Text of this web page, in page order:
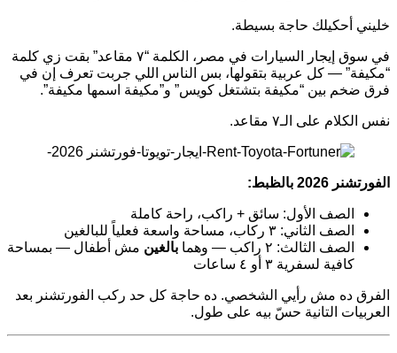
خليني أحكيلك حاجة بسيطة.
في سوق إيجار السيارات في مصر، الكلمة “٧ مقاعد” بقت زي كلمة
“مكيفة” — كل عربية بتقولها، بس الناس اللي جربت تعرف إن في
فرق ضخم بين “مكيفة بتشتغل كويس” و”مكيفة اسمها مكيفة”.
نفس الكلام على الـ٧ مقاعد.
الفورتشنر 2026 بالظبط:
الصف الأول: سائق + راكب، راحة كاملة
الصف الثاني: ٣ ركاب، مساحة واسعة فعلياً للبالغين
الصف الثالث: ٢ راكب — وهما
بالغين مش أطفال — بمساحة
كافية لسفرية ٣ أو ٤ ساعات
الفرق ده مش رأيي الشخصي. ده حاجة كل حد ركب الفورتشنر بعد
العربيات التانية حسّ بيه على طول.